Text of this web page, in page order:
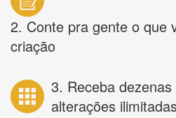
2. Conte pra gente o que
criação
3. Receba
alterações ilimitadas